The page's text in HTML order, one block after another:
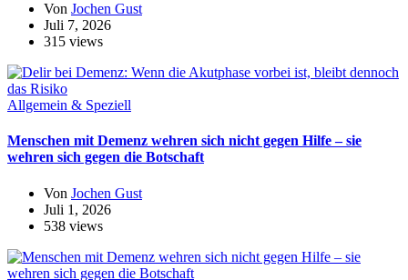
Von Jochen Gust
Juli 7, 2026
315 views
Allgemein & Speziell
Menschen mit Demenz wehren sich nicht gegen Hilfe – sie
wehren sich gegen die Botschaft
Von Jochen Gust
Juli 1, 2026
538 views